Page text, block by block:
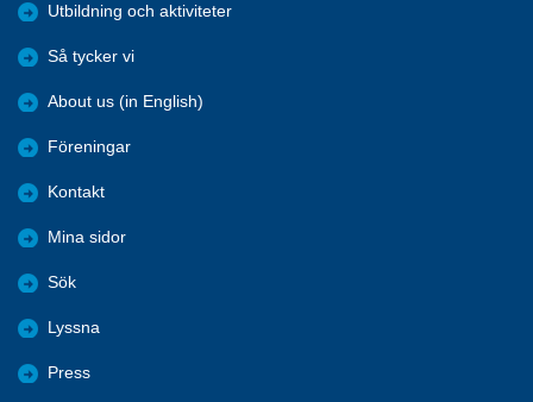
Utbildning och aktiviteter
Så tycker vi
About us (in English)
Föreningar
Kontakt
Mina sidor
Sök
Lyssna
Press